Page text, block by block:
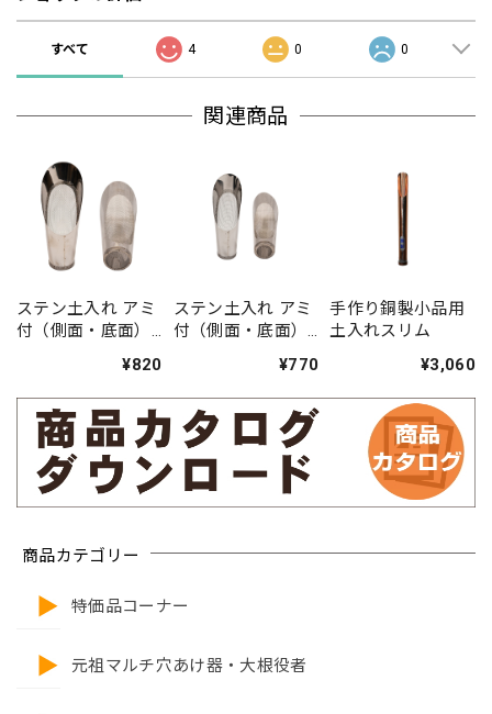
商品カテゴリー
特価品コーナー
元祖マルチ穴あけ器・大根役者
すべて 4 0 0
関連商品
ステン土入れ アミ
付（側面・底面）
¥820
ステン土入れ アミ
付（側面・底面）
¥770
手作り銅製小品用
土入れスリム
¥3,060